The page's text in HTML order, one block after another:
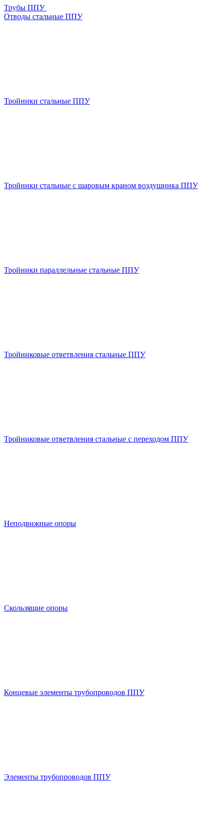
Трубы ППУ
Отводы стальные ППУ
Тройники стальные ППУ
Тройники стальные с шаровым краном воздушника ППУ
Тройники параллельные стальные ППУ
Тройниковые ответвления стальные ППУ
Тройниковые ответвления стальные с переходом ППУ
Неподвижные опоры
Скользящие опоры
Концевые элементы трубопроводов ППУ
Элементы трубопроводов ППУ